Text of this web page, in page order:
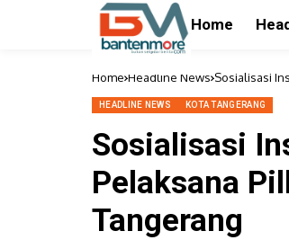
Home
Home Headline News Sosialisasi
HEADLINE NEWS KOTA TANGERANG
Sosialisasi
Pelaksana
Tangerang